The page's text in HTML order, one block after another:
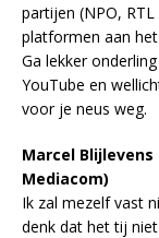
partijen (NPO,
platformen aan
Ga lekker
YouTube en
voor je neus weg.
Marcel
Mediacom)
Ik zal mezelf vast
denk dat het tij